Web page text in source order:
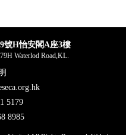
號H怡安閣A座3樓
Waterlod Road,KL.
5179
8985